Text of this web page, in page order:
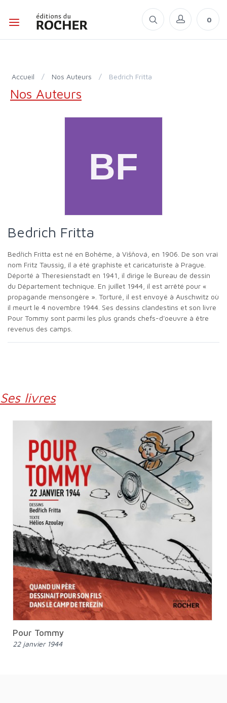
0
Accueil / Nos Auteurs / Bedrich Fritta
Nos Auteurs
Bedrich Fritta
Bedřich Fritta est né en Bohême, à Višňová, en 1906. De son vrai
nom Fritz Taussig, il a été graphiste et caricaturiste à Prague.
Déporté à Theresienstadt en 1941, il dirige le Bureau de dessin
du Département technique. En juillet 1944, il est arrêté pour «
propagande mensongère ». Torturé, il est envoyé à Auschwitz où
il meurt le 4 novembre 1944. Ses dessins clandestins et son livre
Pour Tommy sont parmi les plus grands chefs-d'oeuvre à être
revenus des camps.
Ses livres
Pour Tommy
22 janvier 1944